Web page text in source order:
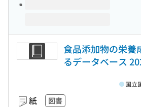
食品添加物の栄養
るデータベース
紙 図書
国立